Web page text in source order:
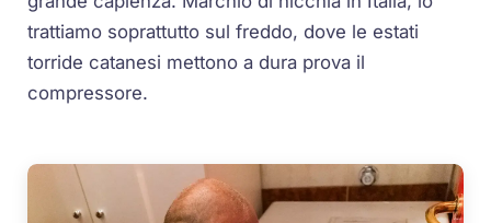
trattiamo soprattutto sul freddo, dove le estati
torride catanesi mettono a dura prova il
compressore.